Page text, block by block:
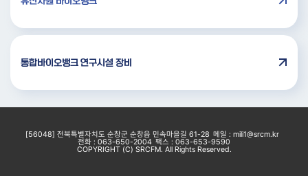
통합바이오뱅크 연구시설 장비
[56048] 전북특별자치도 순창군 순창읍 민속마을길 61-28 메일 : mili1@srcm.kr
전화 : 063-650-2004 팩스 : 063-653-9590
COPYRIGHT (C) SRCFM. All Rights Reserved.